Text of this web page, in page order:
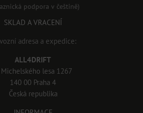
podpora v češtině)
SKLAD A VRACENÍ
adresa a expedice:
ALL4DRIFT
lesa 1267
140 00 Praha 4
Česká republika